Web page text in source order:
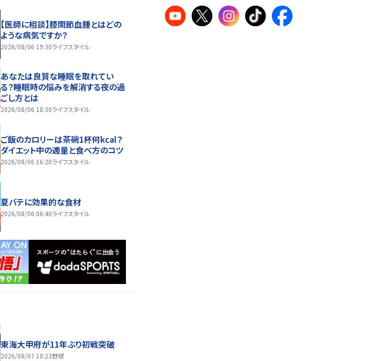
【医師に相談】膝関節血腫とはどの
ような病気ですか？
2026/08/06 19:30ライフスタイル
あなたは良質な睡眠を取れてい
る？睡眠時の悩みを解消する夜の過
ごし方とは
2026/08/06 18:30ライフスタイル
ご飯のカロリーは茶碗1杯何kcal？
ダイエット中の適量と食べ方のコツ
2026/08/06 16:20ライフスタイル
夏バテに効果的な食材
2026/08/06 06:40ライフスタイル
東海大甲府が11年ぶり初戦突破
2026/08/07 10:23野球